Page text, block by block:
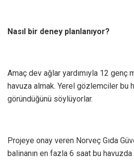
Nasıl bir deney planlanıyor?
Amaç dev ağlar yardımıyla 12 genç
havuza almak. Yerel gözlemciler bu
göründüğünü söylüyorlar.
Projeye onay veren Norveç Gıda
balinanın en fazla 6 saat bu havuzda